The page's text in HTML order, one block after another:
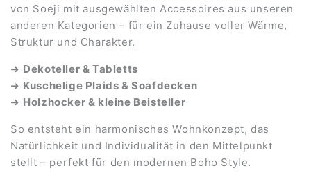
von Soeji mit ausgewählten Accessoires aus unseren
anderen Kategorien – für ein Zuhause voller Wärme,
Struktur und Charakter.
➜ Dekoteller & Tabletts
➜ Kuschelige Plaids & Soafdecken
➜ Holzhocker & kleine Beisteller
So entsteht ein harmonisches Wohnkonzept, das
Natürlichkeit und Individualität in den Mittelpunkt
stellt – perfekt für den modernen Boho Style.